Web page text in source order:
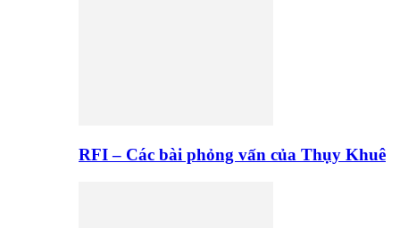
RFI – Các bài phỏng vấn của Thụy Khuê